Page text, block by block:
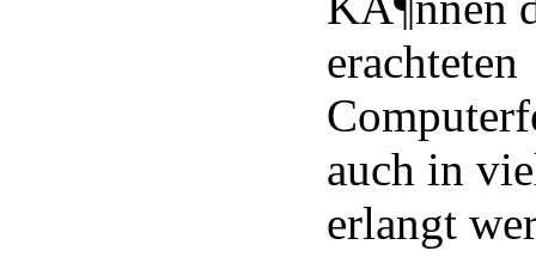
erachteten
auch in
erlangt